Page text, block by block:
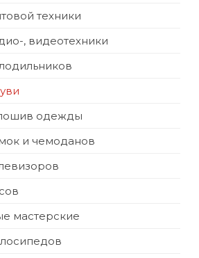
техники
, видеотехники
одежды
и чемоданов
мастерские